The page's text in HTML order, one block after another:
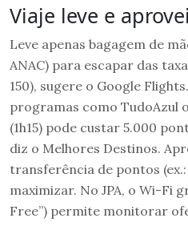
Viaje leve e
Leve apenas bagagem de
ANAC) para escapar das
150), sugere o Google
programas como TudoAzul
(1h15) pode custar 5.000
diz o Melhores Destinos.
transferência de pontos
maximizar. No JPA, o Wi-Fi
Free”) permite monitorar